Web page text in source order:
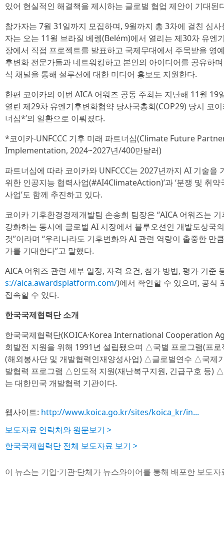
있어 현실적인 해결책을 제시하는 글로벌 협업 제안이 기대된
참가자는 7월 31일까지 모집하며, 9월까지 총 3차에 걸친 심
자는 오는 11월 브라질 베렝(Belém)에서 열리는 제30차 유엔
장에서 직접 프로젝트를 발표하고 국제무대에서 주목받을 영
후변화 전문가들과 네트워킹하고 본인의 아이디어를 공유하
식 채널을 통해 설루션에 대한 미디어 홍보도 지원한다.
한편 코이카의 이번 AICA 어워즈 공동 주최는 지난해 11월
열린 제29차 유엔기후변화협약 당사국총회(COP29) 당시 코
너십*’의 일환으로 이뤄졌다.
*코이카-UNFCCC 기후 미래 파트너십(Climate Future
Implementation, 2024~2027년/400만달러)
파트너십에 따라 코이카와 UNFCCC는 2027년까지 AI 기술을
위한 인공지능 협력사업(#AI4ClimateAction)’과 ‘분쟁 및 취
사업’도 함께 추진하고 있다.
코이카 기후환경경제개발팀 손송희 팀장은 “AICA 어워즈는
강화하는 동시에 글로벌 AI 시장에서 블루오션인 개발도상국
것”이라며 “우리나라도 기후변화와 AI 관련 역량이 출중한 만
가를 기대한다”고 말했다.
AICA 어워즈 관련 세부 일정, 자격 요건, 참가 방법, 평가 기준
s://aica.awardsplatform.com/)에서 확인할 수 있으며, 공식
접속할 수 있다.
한국국제협력단 소개
한국국제협력단(KOICA·Korea International Cooperation
회발전 지원을 위해 1991년 설립됐으며 △국별 프로그램(프
(해외봉사단 및 개발협력인재양성사업) △글로벌연수 △국
발협력 프로그램 △인도적 지원(재난복구지원, 긴급구호 등)
는 대한민국 개발협력 기관이다.
웹사이트: http://www.koica.go.kr/sites/koica_kr/in...
보도자료 연락처와 원문보기 >
한국국제협력단 전체 보도자료 보기 >
이 뉴스는 기업·기관·단체가 뉴스와이어를 통해 배포한 보도